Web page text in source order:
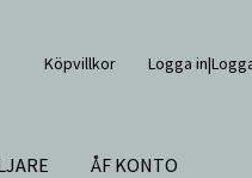
Köpvillkor Logga
ÅF KONTO